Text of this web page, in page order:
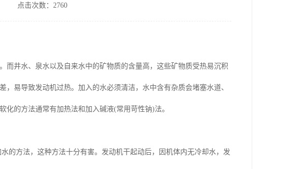
点击次数：2760
井水、泉水以及自来水中的矿物质的含量高，这些矿物质受热易沉积
易导致发动机过热。加入的水必须清洁，水中含有杂质会堵塞水道、
的方法通常有加热法和加入碱液(常用苛性钠)法。
的方法，这种方法十分有害。发动机干起动后，因机体内无冷却水，发